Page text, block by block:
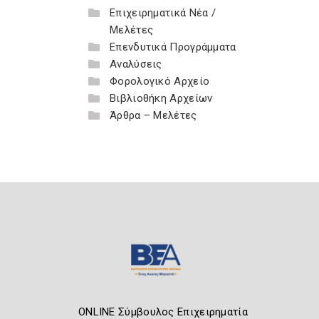
Επιχειρηματικά Νέα /
Μελέτες
Επενδυτικά Προγράμματα
Αναλύσεις
Φορολογικό Αρχείο
Βιβλιοθήκη Αρχείων
Άρθρα – Μελέτες
ONLINE Σύμβουλος Επιχειρηματία